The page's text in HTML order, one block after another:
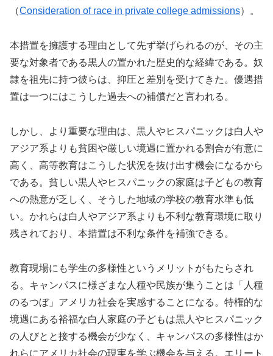
（Consideration of race in private college admissions）。
本措置を擁護する理由として先ず挙げられるのが、その主
要な対象者である黒人の置かれた歴史的な経緯である。奴
隷を祖先に持つ彼らは、抑圧と差別を受けてきた。優遇措
置は一つにはこうした過去への補償だと言われる。
しかし、より重要な理由は、黒人やヒスパニックは白人や
アジア系よりも貧困や厳しい境遇に置かれる割合が有意に
高く、高等教育はこうした状況を抜け出す機会になるから
である。貧しい黒人やヒスパニックの家庭は子どもの教育
への熱意が乏しく、そうした地域の学校の教育水準も低
い。かれらは白人やアジア系よりも不利な教育環境に取り
残されており、本措置は不利な条件を補強できる。
教育現場にも学生の多様性というメリットがもたらされ
る。キャンパスに様ざまな人種や民族が集うことは「人種
のるつぼ」アメリカ社会を実感することになる。特権的な
境遇にある裕福な白人家庭の子どもは黒人やヒスパニック
の人びとと接する機会が少なく、キャンパスの多様性はか
れらにアメリカ社会の現実を学ぶ機会を与える。エリート